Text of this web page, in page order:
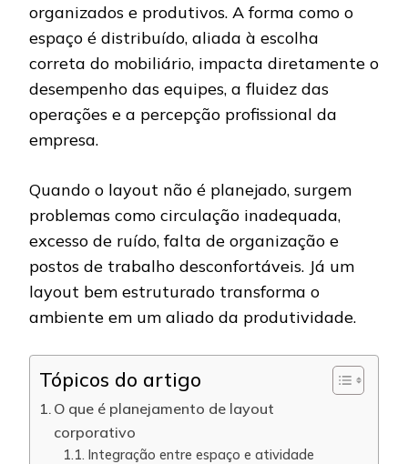
organizados e produtivos. A forma como o
espaço é distribuído, aliada à escolha
correta do mobiliário, impacta diretamente o
desempenho das equipes, a fluidez das
operações e a percepção profissional da
empresa.
Quando o layout não é planejado, surgem
problemas como circulação inadequada,
excesso de ruído, falta de organização e
postos de trabalho desconfortáveis. Já um
layout bem estruturado transforma o
ambiente em um aliado da produtividade.
Tópicos do artigo
O que é planejamento de layout
corporativo
Integração entre espaço e atividade